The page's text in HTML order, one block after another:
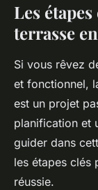
Les
terrasse
Si vous rêvez
et fonctionnel,
est un projet
planification et
guider dans
les étapes clés
réussie.